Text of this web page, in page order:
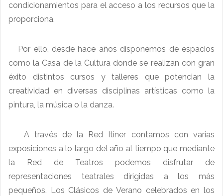
condicionamientos para el acceso a los recursos que la
proporciona.
Por ello, desde hace años disponemos de espacios
como la Casa de la Cultura donde se realizan con gran
éxito distintos cursos y talleres que potencian la
creatividad en diversas disciplinas artísticas como la
pintura, la música o la danza.
A través de la Red Itiner contamos con varias
exposiciones a lo largo del año al tiempo que mediante
la Red de Teatros podemos disfrutar de
representaciones teatrales dirigidas a los más
pequeños. Los Clásicos de Verano celebrados en los